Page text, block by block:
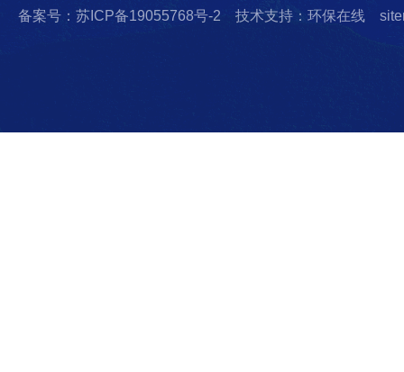
备案号：苏ICP备19055768号-2 技术支持：环保在线